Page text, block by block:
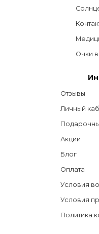
Очки
Отзывы
Личный
Акции
Блог
Оплата
Условия
Условия
Политика